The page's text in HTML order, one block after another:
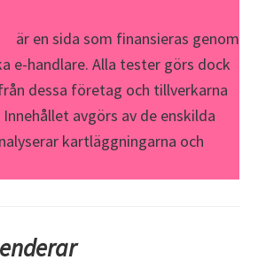
är en sida som finansieras genom
e-handlare. Alla tester görs dock
dessa företag och tillverkarna
avgörs av de enskilda
kartläggningarna och